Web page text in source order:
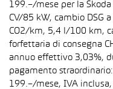
199.–/mese per la
CV/85 kW, cambio DSG
CO2/km, 5,4 l/100 km,
forfettaria di consegna
annuo effettivo 3,03%,
pagamento
199.–/mese, IVA